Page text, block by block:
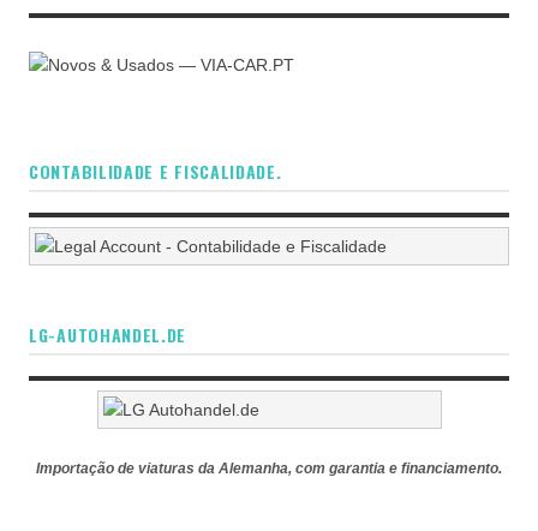
CONTABILIDADE E FISCALIDADE.
LG-AUTOHANDEL.DE
Importação de viaturas da Alemanha, com garantia e financiamento.